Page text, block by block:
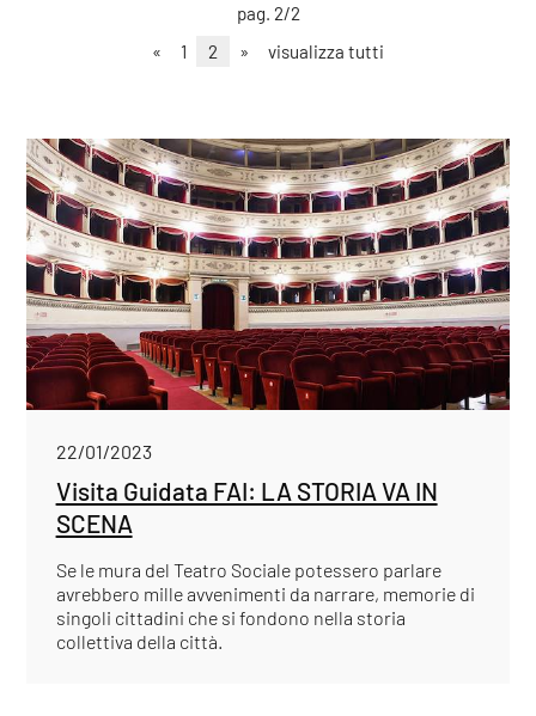
pag. 2/2
«
1 2 » visualizza tutti
22/01/2023
Visita Guidata FAI: LA STORIA VA IN
SCENA
Se le mura del Teatro Sociale potessero parlare
avrebbero mille avvenimenti da narrare, memorie di
singoli cittadini che si fondono nella storia
collettiva della città.